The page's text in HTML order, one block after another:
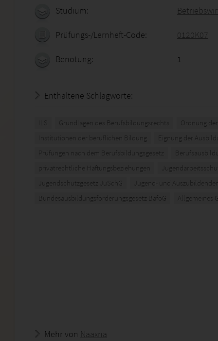
Studium:
Prüfungs-/Lernheft-Code: 0120K07
Benotung: 1
Enthaltene Schlagworte:
ILS Grundlagen des Berufsbildungsrechts
Ordnung
Institutionen der beruflichen Bildung
Eignung der
Prüfungen nach dem Berufsbildungsgesetz
privatrechtliche Haftungsbeziehungen
Jugendschutzgesetz JuSchG
Jugend- und
Bundesausbildungsförderungsgesetz BaföG
Allgemeines
Mehr von Naaxna